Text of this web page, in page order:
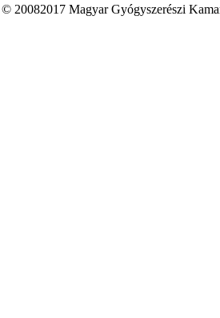
© 20082017 Magyar Gyógyszerészi